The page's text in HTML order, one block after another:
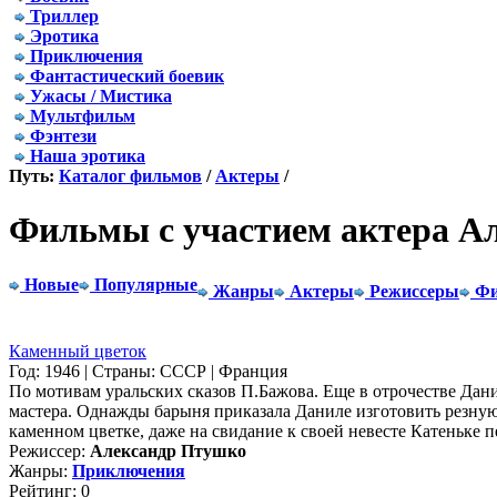
Триллер
Эротика
Приключения
Фантастический боевик
Ужасы / Мистика
Мультфильм
Фэнтези
Наша эротика
Путь: Каталог фильмов / Актеры /
Фильмы с участием актера
Новые Популярные Жанры Актеры Режиссеры
Каменный цветок
Год: 1946 | Страны: СССР | Франция
По мотивам уральских сказов П.Бажова. Еще в отрочестве
мастера. Однажды барыня приказала Даниле изготовить
каменном цветке, даже на свидание к своей невесте Катеньке
Режиссер: Александр Птушко
Жанры: Приключения
Рейтинг: 0